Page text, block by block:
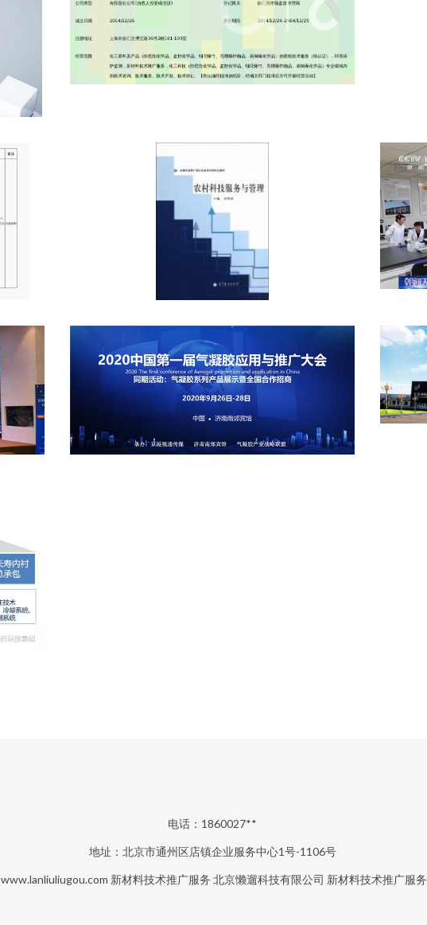
电话：1860027**
地址：北京市通州区店镇企业服务中心1号-1106号
www.lanliuliugou.com 新材料技术推广服务 北京懒遛科技有限公司 新材料技术推广服务